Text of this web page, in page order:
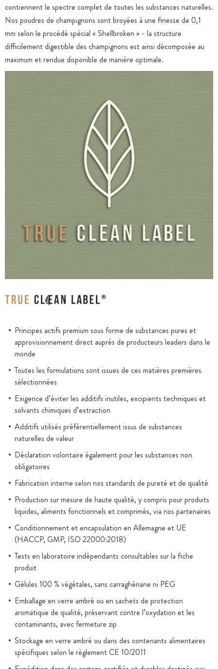
contiennent le spectre complet de toutes les substances naturelles.
Nos poudres de champignons sont broyées à une finesse de 0,1
mm selon le procédé spécial « Shellbroken » - la structure
difficilement digestible des champignons est ainsi décomposée au
maximum et rendue disponible de manière optimale.
Principes actifs premium sous forme de substances pures et
approvisionnement direct auprès de producteurs leaders dans le
monde
Toutes les formulations sont issues de ces matières premières
sélectionnées
Exigence d’éviter les additifs inutiles, excipients techniques et
solvants chimiques d’extraction
Additifs utilisés préférentiellement issus de substances
naturelles de valeur
Déclaration volontaire également pour les substances non
obligatoires
Fabrication interne selon nos standards de pureté et de qualité
Production sur mesure de haute qualité, y compris pour produits
liquides, aliments fonctionnels et comprimés, via nos partenaires
Conditionnement et encapsulation en Allemagne et UE
(HACCP, GMP, ISO 22000:2018)
Tests en laboratoire indépendants consultables sur la fiche
produit
Gélules 100 % végétales, sans carraghénane ni PEG
Emballage en verre ambré ou en sachets de protection
aromatique de qualité, préservant contre l’oxydation et les
contaminants, avec fermeture zip
Stockage en verre ambré ou dans des contenants alimentaires
spécifiques selon le règlement CE 10/2011